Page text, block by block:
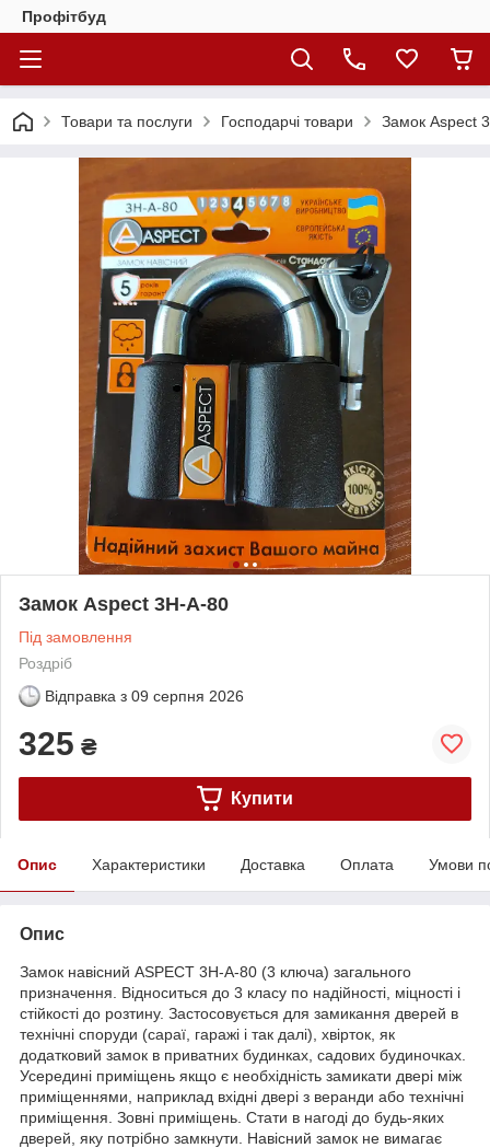
Профітбуд
Товари та послуги Господарчі товари Замок Aspect
Замок Aspect 3H-A-80
Під замовлення
Роздріб
Відправка з 09 серпня 2026
325 ₴
Купити
Опис Характеристики Доставка Оплата Умови
Опис
Замок навісний ASPECT 3H-A-80 (3 ключа) загального
призначення. Відноситься до 3 класу по надійності, міцності і
стійкості до розтину. Застосовується для замикання дверей в
технічні споруди (сараї, гаражі і так далі), хвірток, як
додатковий замок в приватних будинках, садових будиночках.
Усередині приміщень якщо є необхідність замикати двері між
приміщеннями, наприклад вхідні двері з веранди або технічні
приміщення. Зовні приміщень. Стати в нагоді до будь-яких
дверей, яку потрібно замкнути. Навісний замок не вимагає